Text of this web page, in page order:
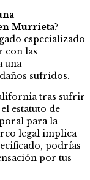
Murrieta?
especializado
con las
una
sufridos.
tras sufrir
estatuto de
para la
legal implica
podrías
por tus